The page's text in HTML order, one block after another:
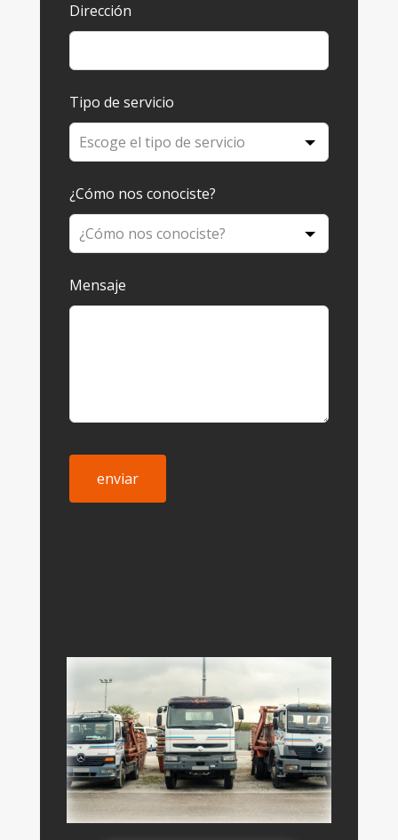
Dirección
Tipo de servicio
¿Cómo nos conociste?
Mensaje
enviar